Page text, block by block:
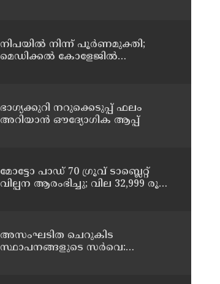
നിപയിൽ നിന്ന് പൂർണമുക്തി;
മെഡിക്കൽ കോളേജിൽ
ഭാഗ്യക്കുറി നറുക്കെടുപ്പ് ഫലം
അറിയാൻ ഔദ്യോഗിക ആപ്പ്
മോട്ടോ പാഡ് 70 ഗ്രൂവ് ടാബ്ലെറ്റ്
വില്പന ആരംഭിച്ചു; വില 32,999 രൂപ
അസംഘടിത ചെറുകിട
സ്ഥാപനങ്ങളുടെ സർവെ: